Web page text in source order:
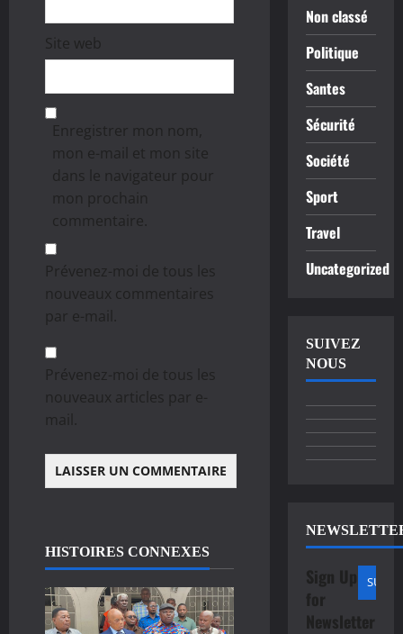
Site web
Enregistrer mon nom,
mon e-mail et mon site
dans le navigateur pour
mon prochain
commentaire.
Prévenez-moi de tous les
nouveaux commentaires
par e-mail.
Prévenez-moi de tous les
nouveaux articles par e-
mail.
HISTOIRES CONNEXES
Non classé
Politique
Santes
Sécurité
Société
Sport
Travel
Uncategorized
SUIVEZ
NOUS
Sign Up
for
Newsletter